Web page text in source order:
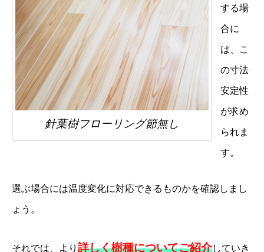
針葉樹フローリング節無し
する場
合に
は、こ
の寸法
安定性
が求め
られま
す。
選ぶ場合には温度変化に対応できるものかを確認しまし
ょう。
それでは、より 詳しく樹種についてご紹介していき